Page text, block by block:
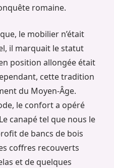
romaine.
le mobilier n’était
il marquait le statut
position allongée était
cette tradition
du Moyen-Âge.
le confort a opéré
canapé tel que nous le
de bancs de bois
coffres recouverts
et de quelques